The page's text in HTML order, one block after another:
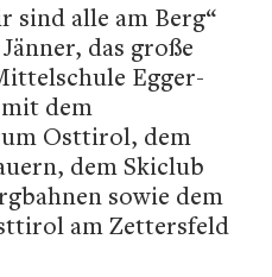
sind alle am Berg“
das große
Egger-
dem
Osttirol, dem
dem Skiclub
sowie dem
am Zettersfeld